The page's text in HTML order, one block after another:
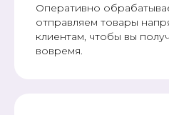
Оперативно
отправляем товары
клиентам, чтобы вы
вовремя.